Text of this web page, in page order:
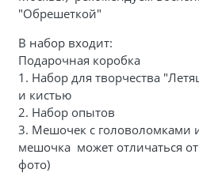
"Обрешеткой"
В набор входит:
Подарочная коробка
1. Набор для творчества
и кистью
2. Набор опытов
3. Мешочек с головоломками
мешочка может отличаться
фото)